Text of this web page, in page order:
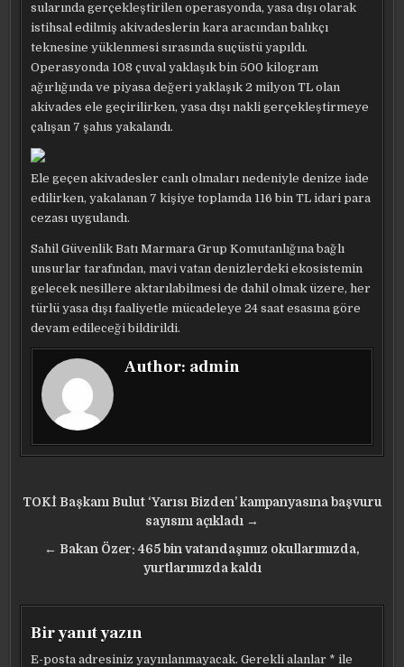
sularında gerçekleştirilen operasyonda, yasa dışı olarak
istihsal edilmiş akivadeslerin kara aracından balıkçı
teknesine yüklenmesi sırasında suçüstü yapıldı.
Operasyonda 108 çuval yaklaşık bin 500 kilogram
ağırlığında ve piyasa değeri yaklaşık 2 milyon TL olan
akivades ele geçirilirken, yasa dışı nakli gerçekleştirmeye
çalışan 7 şahıs yakalandı.
Ele geçen akivadesler canlı olmaları nedeniyle denize iade
edilirken, yakalanan 7 kişiye toplamda 116 bin TL idari para
cezası uygulandı.
Sahil Güvenlik Batı Marmara Grup Komutanlığına bağlı
unsurlar tarafından, mavi vatan denizlerdeki ekosistemin
gelecek nesillere aktarılabilmesi de dahil olmak üzere, her
türlü yasa dışı faaliyetle mücadeleye 24 saat esasına göre
devam edileceği bildirildi.
Author: admin
Yazı
TOKİ Başkanı Bulut ‘Yarısı Bizden’ kampanyasına başvuru
sayısını açıkladı →
← Bakan Özer: 465 bin vatandaşımız okullarımızda,
yurtlarımızda kaldı
Bir yanıt yazın
E-posta adresiniz yayınlanmayacak. Gerekli alanlar * ile